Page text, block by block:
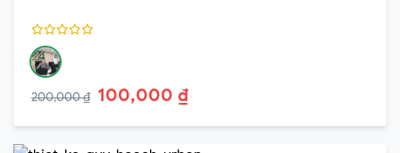
200,000 ₫ 100,000 ₫